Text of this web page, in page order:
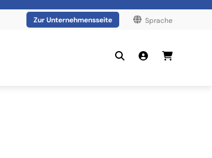
Sprache
Zur Unternehmensseite